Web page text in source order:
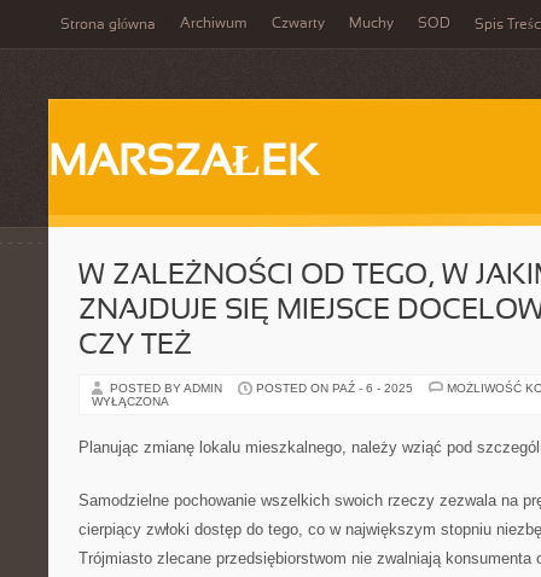
Strona główna Archiwum Czwarty Muchy SOD Spis
MARSZAŁEK
W ZALEŻNOŚCI OD TEGO, W
ZNAJDUJE SIĘ MIEJSCE
CZY TEŻ
POSTED BY ADMIN POSTED ON PAŹ - 6 - 2025
MOŻLIWOŚĆ
WYŁĄCZONA
Planując zmianę lokalu mieszkalnego, należy wziąć pod
Samodzielne pochowanie wszelkich swoich rzeczy zezwala na
cierpiący zwłoki dostęp do tego, co w największym stopniu
Trójmiasto zlecane przedsiębiorstwom nie zwalniają konsumenta